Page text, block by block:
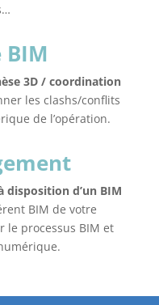
BIM
3D / coordination
les clashs/conflits
de l’opération.
disposition d’un BIM
BIM de votre
le processus BIM et